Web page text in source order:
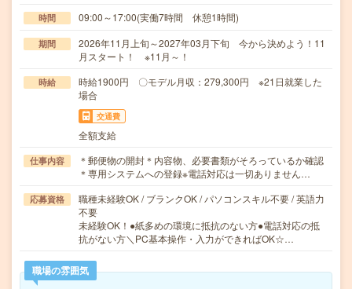
時間 09:00～17:00(実働7時間 休憩1時間)
期間
2026年11月上旬～2027年03月下旬 今から決めよう！11
月スタート！ ※11月～！
時給
時給1900円 〇モデル月収：279,300円 ※21日就業した
場合
交通費
全額支給
仕事内容
＊郵便物の開封＊内容物、必要書類がそろっているか確認
＊専用システムへの登録※電話対応は一切ありません…
応募資格
職種未経験OK / ブランクOK / パソコンスキル不要 / 英語力
不要
未経験OK！●紙多めの環境に抵抗のない方●電話対応の抵
抗がない方＼PC基本操作・入力ができればOK☆…
職場の雰囲気